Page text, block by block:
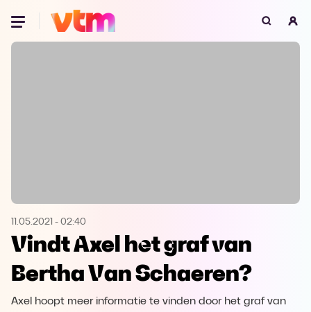
Oeps, browser niet ondersteund
Microsoft Edge Download
Opera Download
11.05.2021 - 02:40
Vindt Axel het graf van
Bertha Van Schaeren?
Axel hoopt meer informatie te vinden door het graf van